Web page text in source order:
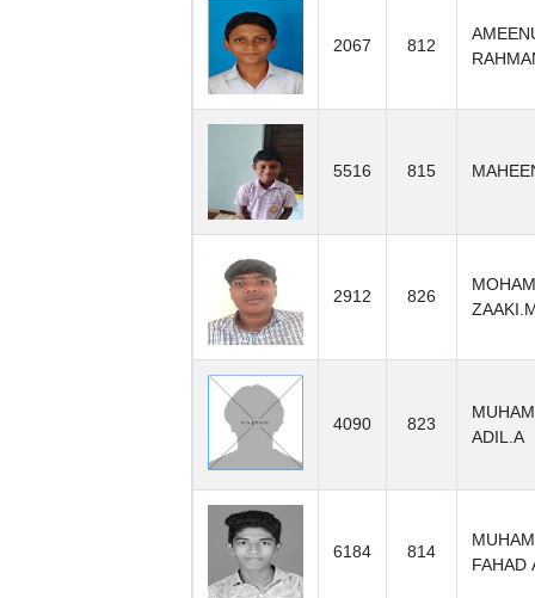
2067 812
5516 815
2912 826
4090 823
ADIL.A
6184 814
FAHAD